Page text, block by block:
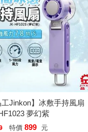
工Jinkon】冰敷手持風扇
夢幻紫
特價 899 元